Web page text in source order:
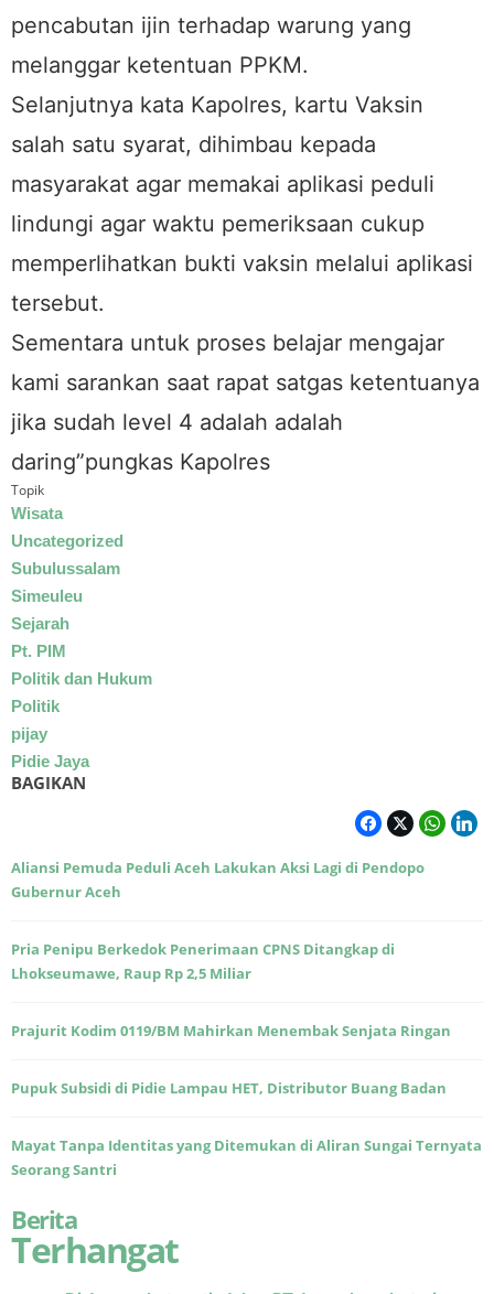
pencabutan ijin terhadap warung yang
melanggar ketentuan PPKM.
Selanjutnya kata Kapolres, kartu Vaksin
salah satu syarat, dihimbau kepada
masyarakat agar memakai aplikasi peduli
lindungi agar waktu pemeriksaan cukup
memperlihatkan bukti vaksin melalui aplikasi
tersebut.
Sementara untuk proses belajar mengajar
kami sarankan saat rapat satgas ketentuanya
jika sudah level 4 adalah adalah
daring”pungkas Kapolres
Topik
Wisata
Uncategorized
Subulussalam
Simeuleu
Sejarah
Pt. PIM
Politik dan Hukum
Politik
pijay
Pidie Jaya
BAGIKAN
Aliansi Pemuda Peduli Aceh Lakukan Aksi Lagi di Pendopo
Gubernur Aceh
Pria Penipu Berkedok Penerimaan CPNS Ditangkap di
Lhokseumawe, Raup Rp 2,5 Miliar
Prajurit Kodim 0119/BM Mahirkan Menembak Senjata Ringan
Pupuk Subsidi di Pidie Lampau HET, Distributor Buang Badan
Mayat Tanpa Identitas yang Ditemukan di Aliran Sungai Ternyata
Seorang Santri
Berita
Terhangat